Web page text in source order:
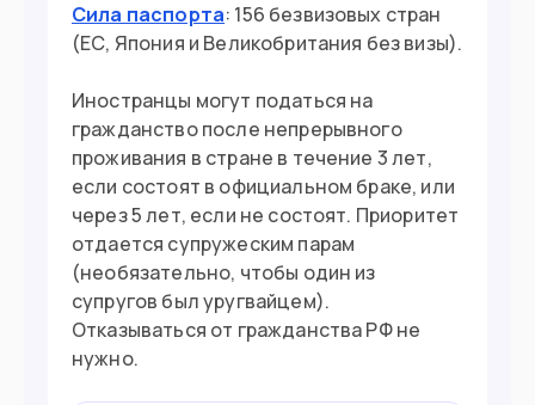
Сила паспорта: 156 безвизовых стран
(ЕС, Япония и Великобритания без визы).
Иностранцы могут податься на
гражданство после непрерывного
проживания в стране в течение 3 лет,
если состоят в официальном браке, или
через 5 лет, если не состоят. Приоритет
отдается супружеским парам
(необязательно, чтобы один из
супругов был уругвайцем).
Отказываться от гражданства РФ не
нужно.